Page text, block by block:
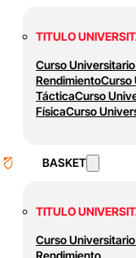
TITULO
Curso
RendimientoCurso
TácticaCurso
FísicaCurso
BASKET
TITULO
Curso